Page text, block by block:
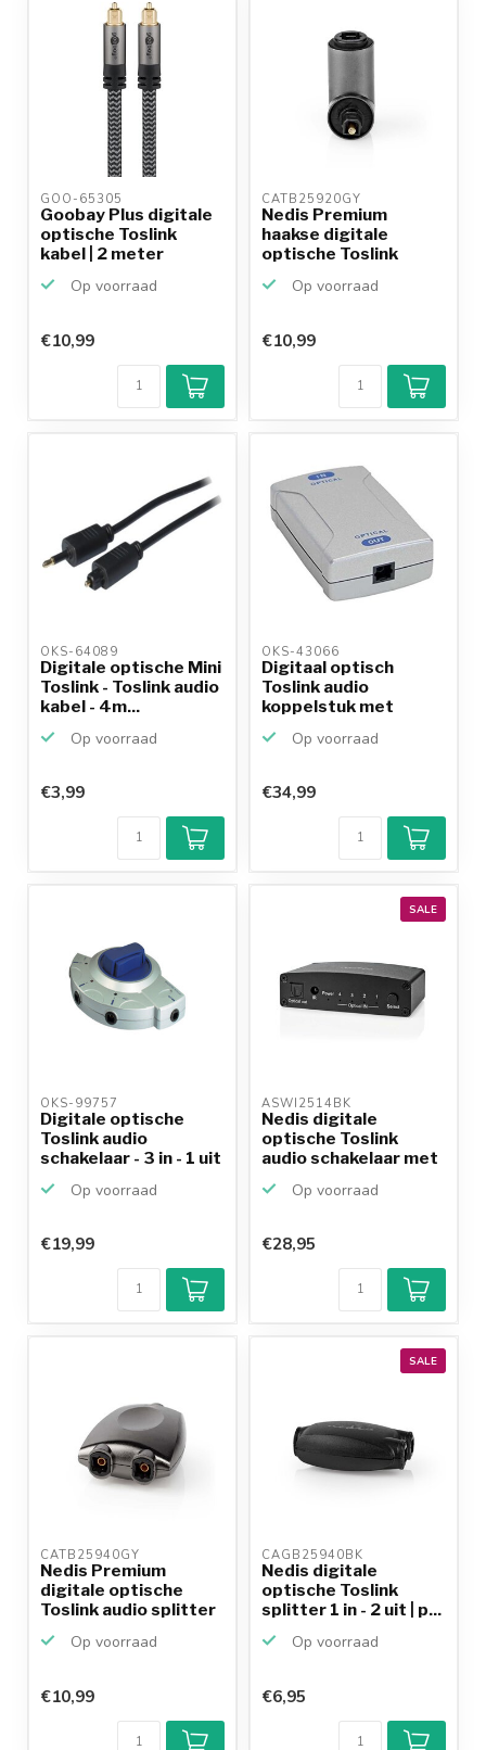
GOO-65305
Goobay Plus digitale
optische Toslink
kabel | 2 meter
Op voorraad
€10,99
CATB25920GY
Nedis Premium
haakse digitale
optische Toslink
Op voorraad
€10,99
OKS-64089
Digitale optische Mini
Toslink - Toslink audio
kabel - 4m...
Op voorraad
€3,99
OKS-43066
Digitaal optisch
Toslink audio
koppelstuk met
Op voorraad
€34,99
OKS-99757
Digitale optische
Toslink audio
schakelaar - 3 in - 1 uit
Op voorraad
€19,99
SALE
ASWI2514BK
Nedis digitale
optische Toslink
audio schakelaar met
Op voorraad
Klantenbeoordeling
9,2/10
Achteraf
betalen mogelijk
productkennis
€28,95
CATB25940GY
Nedis Premium
digitale optische
Toslink audio splitter
Op voorraad
€10,99
SALE
CAGB25940BK
Nedis digitale
optische Toslink
splitter 1 in - 2 uit | p...
Op voorraad
€6,95